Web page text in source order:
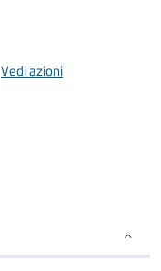
Vedi azioni